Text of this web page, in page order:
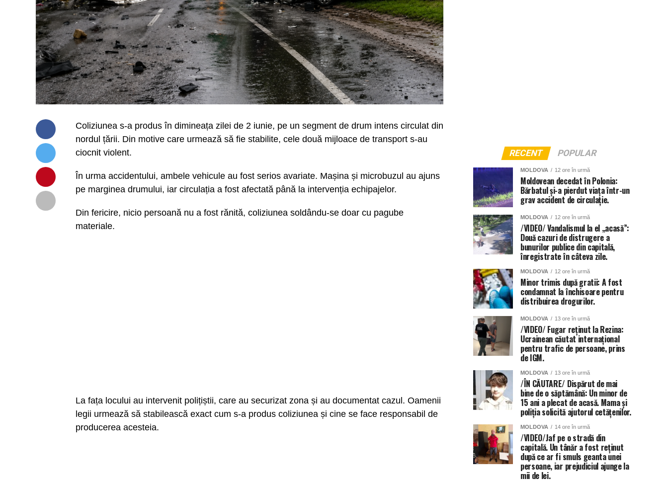
Coliziunea s-a produs în dimineața zilei de 2 iunie, pe un segment de drum intens circulat din
nordul țării. Din motive care urmează să fie stabilite, cele două mijloace de transport s-au
ciocnit violent.
În urma accidentului, ambele vehicule au fost serios avariate. Mașina și microbuzul au ajuns
pe marginea drumului, iar circulația a fost afectată până la intervenția echipajelor.
Din fericire, nicio persoană nu a fost rănită, coliziunea soldându-se doar cu pagube
materiale.
La fața locului au intervenit polițiștii, care au securizat zona și au documentat cazul. Oamenii
legii urmează să stabilească exact cum s-a produs coliziunea și cine se face responsabil de
producerea acesteia.
RECENT POPULAR
MOLDOVA 12 ore în urmă
Moldovean decedat în Polonia:
Bărbatul și-a pierdut viața într-un
grav accident de circulație.
MOLDOVA 12 ore în urmă
/VIDEO/ Vandalismul la el „acasă”:
Două cazuri de distrugere a
bunurilor publice din capitală,
înregistrate în câteva zile.
MOLDOVA 12 ore în urmă
Minor trimis după gratii: A fost
condamnat la închisoare pentru
distribuirea drogurilor.
MOLDOVA 13 ore în urmă
/VIDEO/ Fugar reținut la Rezina:
Ucrainean căutat internațional
pentru trafic de persoane, prins
de IGM.
MOLDOVA 13 ore în urmă
/ÎN CĂUTARE/ Dispărut de mai
bine de o săptămână: Un minor de
15 ani a plecat de acasă. Mama și
poliția solicită ajutorul cetățenilor.
MOLDOVA 14 ore în urmă
/VIDEO/Jaf pe o stradă din
capitală. Un tânăr a fost reținut
după ce ar fi smuls geanta unei
persoane, iar prejudiciul ajunge la
mii de lei.